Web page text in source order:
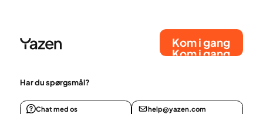
Kom i gang
Kom i gang
Har du spørgsmål?
Chat med os help@yazen.com